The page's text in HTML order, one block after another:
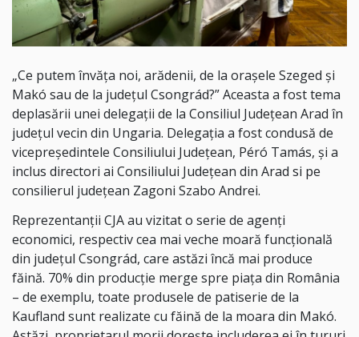
„Ce putem învăța noi, arădenii, de la orașele Szeged și
Makó sau de la județul Csongrád?” Aceasta a fost tema
deplasării unei delegații de la Consiliul Județean Arad în
județul vecin din Ungaria. Delegația a fost condusă de
vicepreședintele Consiliului Județean, Péró Tamás, și a
inclus directori ai Consiliului Județean din Arad si pe
consilierul județean Zagoni Szabo Andrei.
Reprezentanții CJA au vizitat o serie de agenți
economici, respectiv cea mai veche moară funcțională
din județul Csongrád, care astăzi încă mai produce
făină. 70% din producție merge spre piața din România
– de exemplu, toate produsele de patiserie de la
Kaufland sunt realizate cu făină de la moara din Makó.